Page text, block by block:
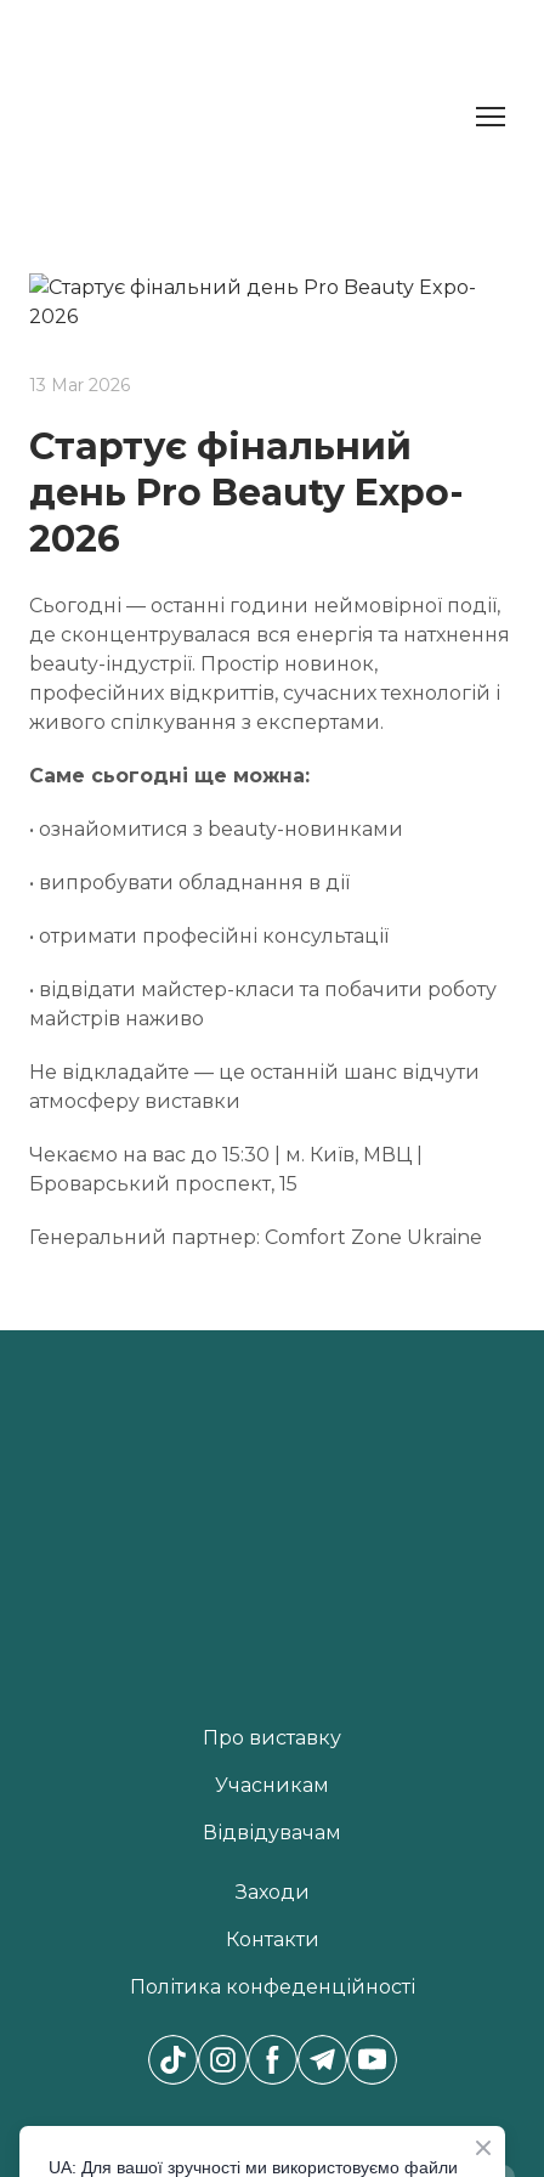
13 Mar 2026
Стартує фінальний
день Pro Beauty Expo-
2026
Сьогодні — останні години неймовірної події,
де сконцентрувалася вся енергія та натхнення
beauty-індустрії. Простір новинок,
професійних відкриттів, сучасних технологій і
живого спілкування з експертами.
Саме сьогодні ще можна:
• ознайомитися з beauty-новинками
• випробувати обладнання в дії
• отримати професійні консультації
• відвідати майстер-класи та побачити роботу
майстрів наживо
Не відкладайте — це останній шанс відчути
атмосферу виставки
Чекаємо на вас до 15:30 | м. Київ, МВЦ |
Броварський проспект, 15
Генеральний партнер: Comfort Zone Ukraine
Про виставку
Учасникам
Відвідувачам
Заходи
Контакти
Політика конфеденційності
UA: Для вашої зручності ми використовуємо файли